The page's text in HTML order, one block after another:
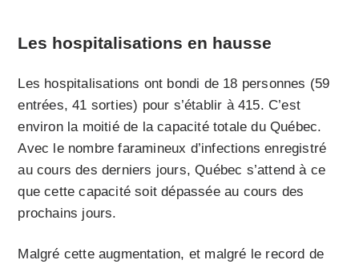
Les hospitalisations en hausse
Les hospitalisations ont bondi de 18 personnes (59
entrées, 41 sorties) pour s’établir à 415. C’est
environ la moitié de la capacité totale du Québec.
Avec le nombre faramineux d’infections enregistré
au cours des derniers jours, Québec s’attend à ce
que cette capacité soit dépassée au cours des
prochains jours.
Malgré cette augmentation, et malgré le record de